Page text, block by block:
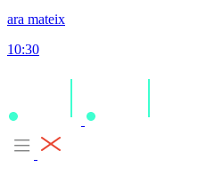
ara mateix
10:30